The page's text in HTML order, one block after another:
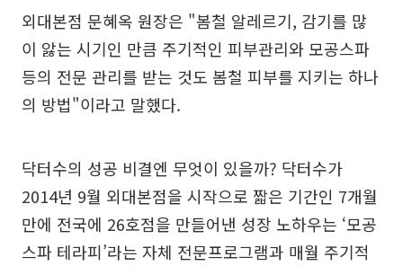
외대본점 문혜옥 원장은 "봄철 알레르기, 감기를 많
이 앓는 시기인 만큼 주기적인 피부관리와 모공스파
등의 전문 관리를 받는 것도 봄철 피부를 지키는 하나
의 방법"이라고 말했다.
닥터수의 성공 비결엔 무엇이 있을까? 닥터수가
2014년 9월 외대본점을 시작으로 짧은 기간인 7개월
만에 전국에 26호점을 만들어낸 성장 노하우는 ‘모공
스파 테라피’라는 자체 전문프로그램과 매월 주기적